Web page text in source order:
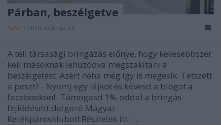
Párban, beszélgetve
halar • 2018. március 25.
A téli társasági bringázás előnye, hogy kevesebbszer
kell másoknak lehúzódva megszakítani a
beszélgetést. Azért néha még így is megesik. Tetszett
a poszt? - Nyomj egy lájkot és kövesd a blogot a
facebookon!- Támogasd 1%-oddal a bringás
fejlődésért dolgozó Magyar
Kerékpárosklubot! Részletek itt.-…